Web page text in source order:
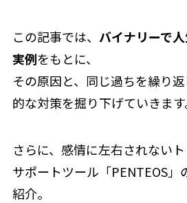
この記事では、 バイナリーで
実例をもとに、
その原因と、同じ過ちを繰り
的な対策を掘り下げていきます
さらに、感情に左右されない
サポートツール「PENTEOS」
紹介。